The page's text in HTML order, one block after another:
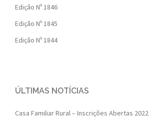
Edição Nº 1846
Edição Nº 1845
Edição Nº 1844
ÚLTIMAS NOTÍCIAS
Casa Familiar Rural – Inscrições Abertas 2022